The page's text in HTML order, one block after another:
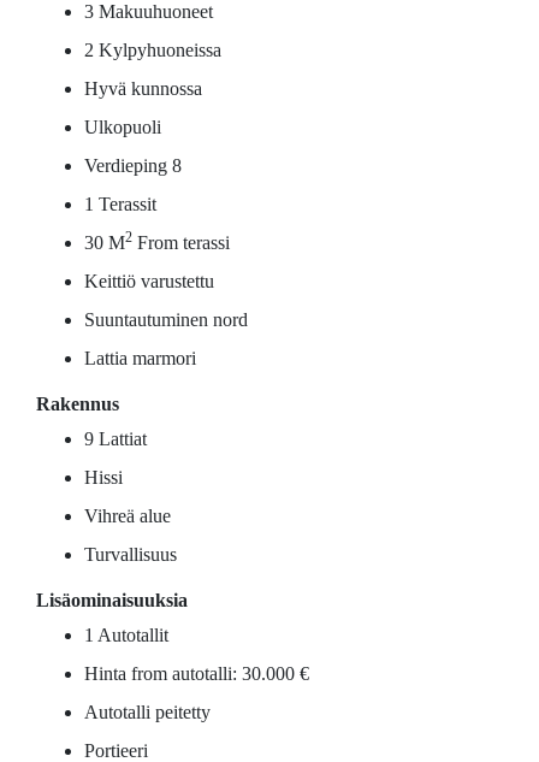
3 Makuuhuoneet
2 Kylpyhuoneissa
Hyvä kunnossa
Ulkopuoli
Verdieping 8
1 Terassit
30 M2 From terassi
Keittiö varustettu
Suuntautuminen nord
Lattia marmori
Rakennus
9 Lattiat
Hissi
Vihreä alue
Turvallisuus
Lisäominaisuuksia
1 Autotallit
Hinta from autotalli: 30.000 €
Autotalli peitetty
Portieeri